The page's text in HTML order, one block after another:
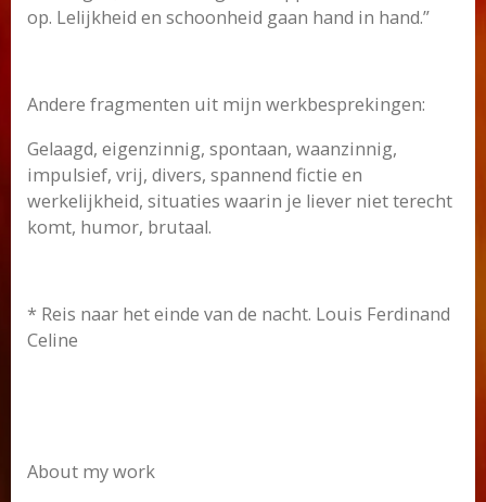
op. Lelijkheid en schoonheid gaan hand in hand.”
Andere fragmenten uit mijn werkbesprekingen:
Gelaagd, eigenzinnig, spontaan, waanzinnig,
impulsief, vrij, divers, spannend fictie en
werkelijkheid, situaties waarin je liever niet terecht
komt, humor, brutaal.
* Reis naar het einde van de nacht. Louis Ferdinand
Celine
About my work